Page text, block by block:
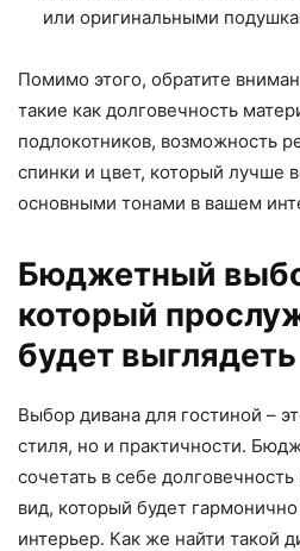
или оригинальными
Помимо этого, обратите
такие как долговечность
подлокотников, возможность
спинки и цвет, который лучше
основными тонами в вашем
Бюджетный
который
будет
Выбор дивана для гостиной –
стиля, но и практичности.
сочетать в себе
вид, который будет
интерьер. Как же найти такой